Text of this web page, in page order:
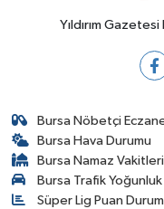
Yıldırım
Bursa Nöbetçi
Bursa Hava Durumu
Bursa Namaz Vakitleri
Bursa Trafik Yoğunluk
Süper Lig Puan